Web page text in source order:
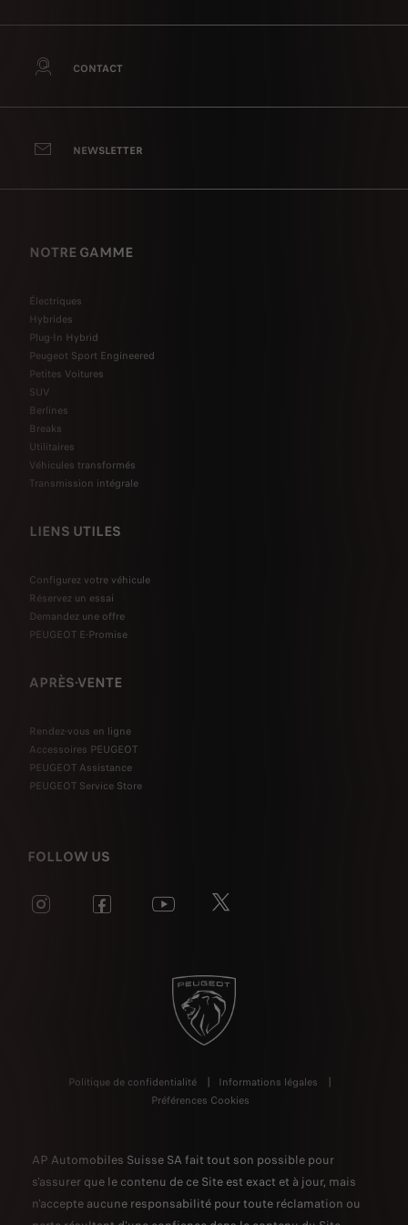
CONTACT
NEWSLETTER
NOTRE GAMME
Électriques
Hybrides
Plug-In Hybrid
Peugeot Sport Engineered
Petites Voitures
SUV
Berlines
Breaks
Utilitaires
Véhicules transformés
Transmission intégrale
LIENS UTILES
Configurez votre véhicule
Réservez un essai
Demandez une offre
PEUGEOT E-Promise
APRÈS-VENTE
Rendez-vous en ligne
Accessoires PEUGEOT
PEUGEOT Assistance
PEUGEOT Service Store
FOLLOW US
Politique de confidentialité
Informations légales
Préférences Cookies
AP Automobiles Suisse SA fait tout son possible pour
s'assurer que le contenu de ce Site est exact et à jour, mais
n'accepte aucune responsabilité pour toute réclamation ou